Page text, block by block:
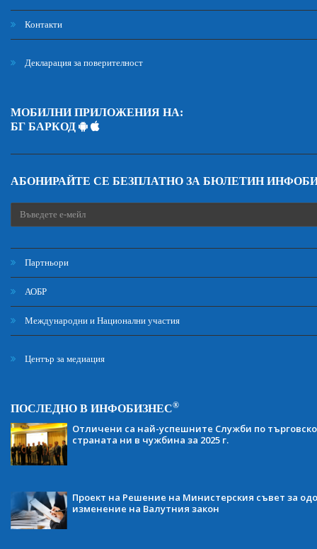
Контакти
Декларация за поверителност
МОБИЛНИ ПРИЛОЖЕНИЯ НА:
БГ БАРКОД
АБОНИРАЙТЕ СЕ БЕЗПЛАТНО ЗА БЮЛЕТИН
Партньори
АОБР
Международни и Национални участия
Център за медиация
ПОСЛЕДНО В ИНФОБИЗНЕС®
Отличени са най-успешните Служби по
страната ни в чужбина за 2025 г.
Проект на Решение на Министерския съвет за
изменение на Валутния закон